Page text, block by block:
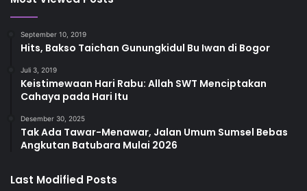
September 10, 2019
Hits, Bakso Taichan Gunungkidul Bu Iwan di Bogor
Juli 3, 2019
Keistimewaan Hari Rabu: Allah SWT Menciptakan
Cahaya pada Hari Itu
Desember 30, 2025
Tak Ada Tawar-Menawar, Jalan Umum Sumsel Bebas
Angkutan Batubara Mulai 2026
Last Modified Posts